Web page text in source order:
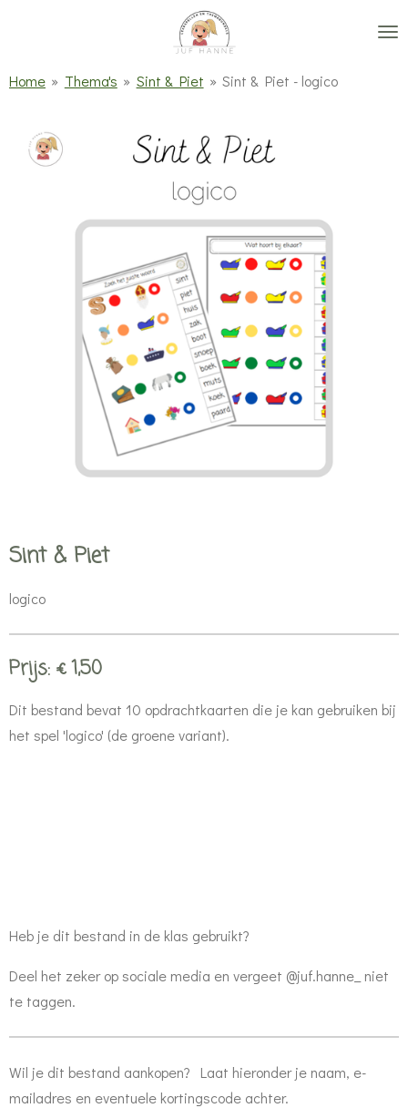
Home » Thema's » Sint & Piet » Sint & Piet - logico
Sint & Piet
logico
Prijs: € 1,50
Dit bestand bevat 10 opdrachtkaarten die je kan gebruiken bij
het spel 'logico' (de groene variant).
Heb je dit bestand in de klas gebruikt?
Deel het zeker op sociale media en vergeet @juf.hanne_ niet
te taggen.
Wil je dit bestand aankopen? Laat hieronder je naam, e-
mailadres en eventuele kortingscode achter.